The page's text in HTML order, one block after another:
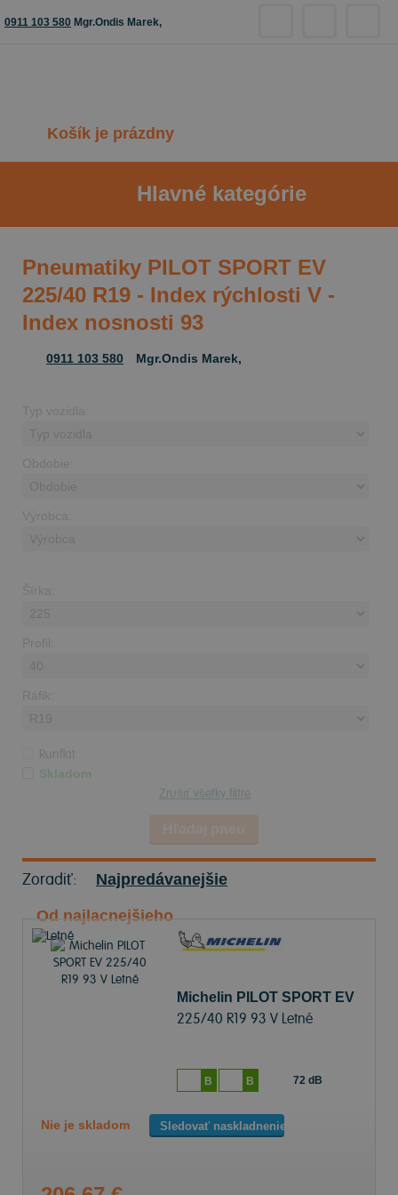
0911 103 580 Mgr.Ondis Marek,
Košík je prázdny
Hlavné kategórie
Pneumatiky PILOT SPORT EV
225/40 R19 - Index rýchlosti V -
Index nosnosti 93
0911 103 580 Mgr.Ondis Marek,
Typ vozidla:
Obdobie:
Výrobca:
Šírka:
Profil:
Ráfik:
Runflat
Skladom
Zrušiť všetky filtre
Zoradiť: Najpredávanejšie
Od najlacnejšieho
Michelin PILOT SPORT EV
225/40 R19 93 V Letné
B B 72 dB
Nie je skladom Sledovať naskladnenie